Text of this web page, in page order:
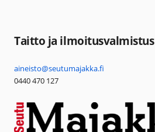
Taitto ja ilmoitusvalmistus
aineisto@seutumajakka.fi
0440 470 127